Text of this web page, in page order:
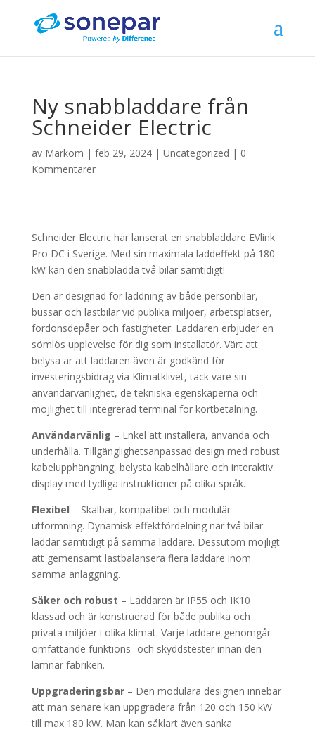
Ny snabbladdare från
Schneider Electric
av Markom | feb 29, 2024| Uncategorized | 0
Kommentarer
Schneider Electric har lanserat en snabbladdare EVlink
Pro DC i Sverige. Med sin maximala laddeffekt på 180
kW kan den snabbladda två bilar samtidigt!
Den är designad för laddning av både personbilar,
bussar och lastbilar vid publika miljöer, arbetsplatser,
fordonsdepåer och fastigheter. Laddaren erbjuder en
sömlös upplevelse för dig som installatör. Värt att
belysa är att laddaren även är godkänd för
investeringsbidrag via Klimatklivet, tack vare sin
användarvänlighet, de tekniska egenskaperna och
möjlighet till integrerad terminal för kortbetalning.
Användarvänlig – Enkel att installera, använda och
underhålla. Tillgänglighetsanpassad design med robust
kabelupphängning, belysta kabelhållare och interaktiv
display med tydliga instruktioner på olika språk.
Flexibel – Skalbar, kompatibel och modulär
utformning. Dynamisk effektfördelning när två bilar
laddar samtidigt på samma laddare. Dessutom möjligt
att gemensamt lastbalansera flera laddare inom
samma anläggning.
Säker och robust – Laddaren är IP55 och IK10
klassad och är konstruerad för både publika och
privata miljöer i olika klimat. Varje laddare genomgår
omfattande funktions- och skyddstester innan den
lämnar fabriken.
Uppgraderingsbar– Den modulära designen innebär
att man senare kan uppgradera från 120 och 150 kW
till max 180 kW. Man kan såklart även sänka